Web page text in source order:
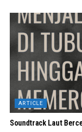
ARTICLE
Soundtrack Laut